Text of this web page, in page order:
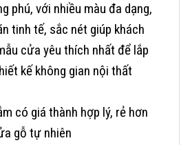
phú, với nhiều màu đa dạng,
tinh tế, sắc nét giúp khách
cửa yêu thích nhất để lắp
kế không gian nội thất
có giá thành hợp lý, rẻ hơn
gỗ tự nhiên